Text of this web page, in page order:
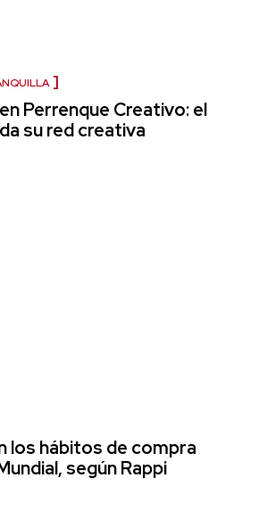
Perrenque Creativo: el
su red creativa
los hábitos de compra
según Rappi